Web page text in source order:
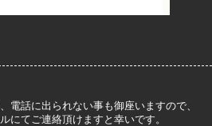
電話に出られない事も御座いますので、
にてご連絡頂けますと幸いです。